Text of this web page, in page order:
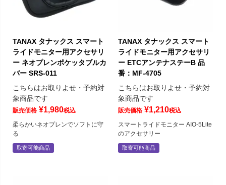
TANAX タナックス スマート
ライドモニター用アクセサリ
ー ネオプレンポケッタブルカ
バー SRS-011
こちらはお取りよせ・予約対
象商品です
販売価格 ¥1,980税込
柔らかいネオプレンでソフトに守
る
取寄可能商品
TANAX タナックス スマート
ライドモニター用アクセサリ
ー ETCアンテナステーB 品
番：MF-4705
こちらはお取りよせ・予約対
象商品です
販売価格 ¥1,210税込
スマートライドモニター AIO-5Lite
のアクセサリー
取寄可能商品